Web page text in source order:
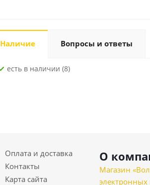
Наличие Вопросы и ответы
Есть в наличии (8)
Оплата и доставка
Контакты
Карта сайта
О
Магазин